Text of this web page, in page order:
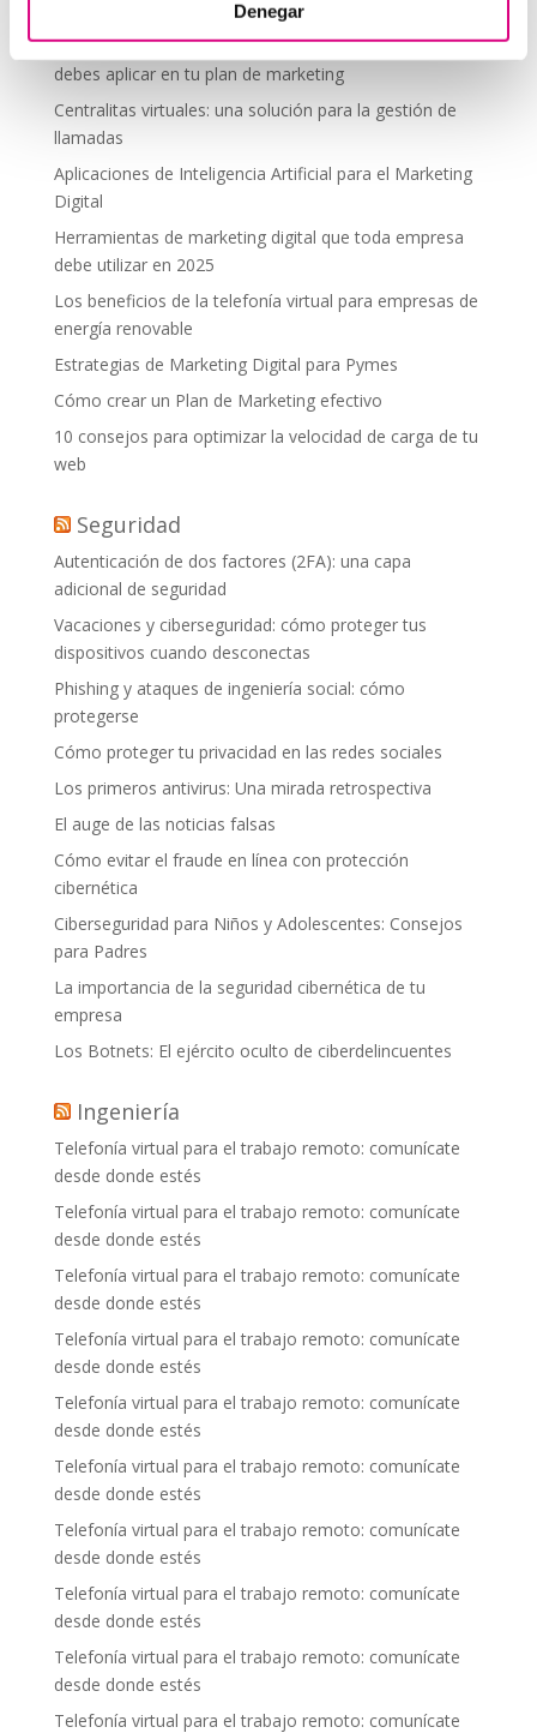
Denegar
Tendencias actuales en marketing y publicidad que
debes aplicar en tu plan de marketing
Centralitas virtuales: una solución para la gestión de
llamadas
Aplicaciones de Inteligencia Artificial para el Marketing
Digital
Herramientas de marketing digital que toda empresa
debe utilizar en 2025
Los beneficios de la telefonía virtual para empresas de
energía renovable
Estrategias de Marketing Digital para Pymes
Cómo crear un Plan de Marketing efectivo
10 consejos para optimizar la velocidad de carga de tu
web
Seguridad
Autenticación de dos factores (2FA): una capa
adicional de seguridad
Vacaciones y ciberseguridad: cómo proteger tus
dispositivos cuando desconectas
Phishing y ataques de ingeniería social: cómo
protegerse
Cómo proteger tu privacidad en las redes sociales
Los primeros antivirus: Una mirada retrospectiva
El auge de las noticias falsas
Cómo evitar el fraude en línea con protección
cibernética
Ciberseguridad para Niños y Adolescentes: Consejos
para Padres
La importancia de la seguridad cibernética de tu
empresa
Los Botnets: El ejército oculto de ciberdelincuentes
Ingeniería
Telefonía virtual para el trabajo remoto: comunícate
desde donde estés
Telefonía virtual para el trabajo remoto: comunícate
desde donde estés
Telefonía virtual para el trabajo remoto: comunícate
desde donde estés
Telefonía virtual para el trabajo remoto: comunícate
desde donde estés
Telefonía virtual para el trabajo remoto: comunícate
desde donde estés
Telefonía virtual para el trabajo remoto: comunícate
desde donde estés
Telefonía virtual para el trabajo remoto: comunícate
desde donde estés
Telefonía virtual para el trabajo remoto: comunícate
desde donde estés
Telefonía virtual para el trabajo remoto: comunícate
desde donde estés
Telefonía virtual para el trabajo remoto: comunícate